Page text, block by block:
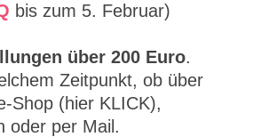
bis zum 5. Februar)
über 200 Euro.
Zeitpunkt, ob über
Shop (hier KLICK),
oder per Mail.